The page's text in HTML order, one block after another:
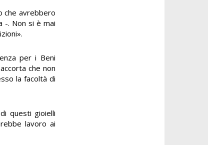
che avrebbero
-. Non si è mai
per i Beni
che non
la facoltà di
questi gioielli
lavoro ai